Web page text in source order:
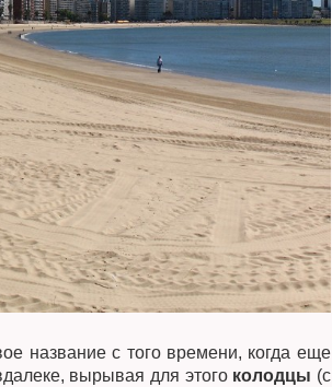
название с того времени, когда еще
вырывая для этого колодцы (с